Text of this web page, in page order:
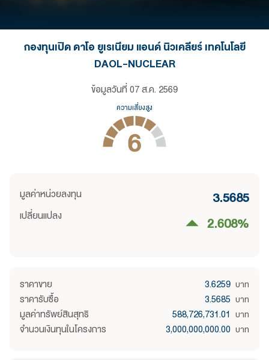
กองทุนเปิด ดาโอ ยูเรเนียม แอนด์ นิวเคลียร์ เทคโนโลยี
DAOL-NUCLEAR
ข้อมูลวันที่ 07 ส.ค. 2569
ความเสี่ยงสูง
6
มูลค่าหน่วยลงทุน 3.5685
เปลี่ยนแปลง 2.608%
ราคาขาย 3.6259 บาท
ราคารับซื้อ 3.5685 บาท
มูลค่าทรัพย์สินสุทธิ 588,726,731.01 บาท
จำนวนเงินทุนในโครงการ 3,000,000,000.00 บาท